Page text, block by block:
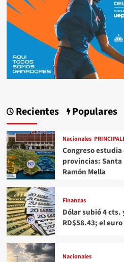
Recientes Populares
Nacionales
Congreso
provincias: Santa
Ramón Mella
Finanzas
Dólar subió 4 cts.
RD$58.43; el
Nacionales